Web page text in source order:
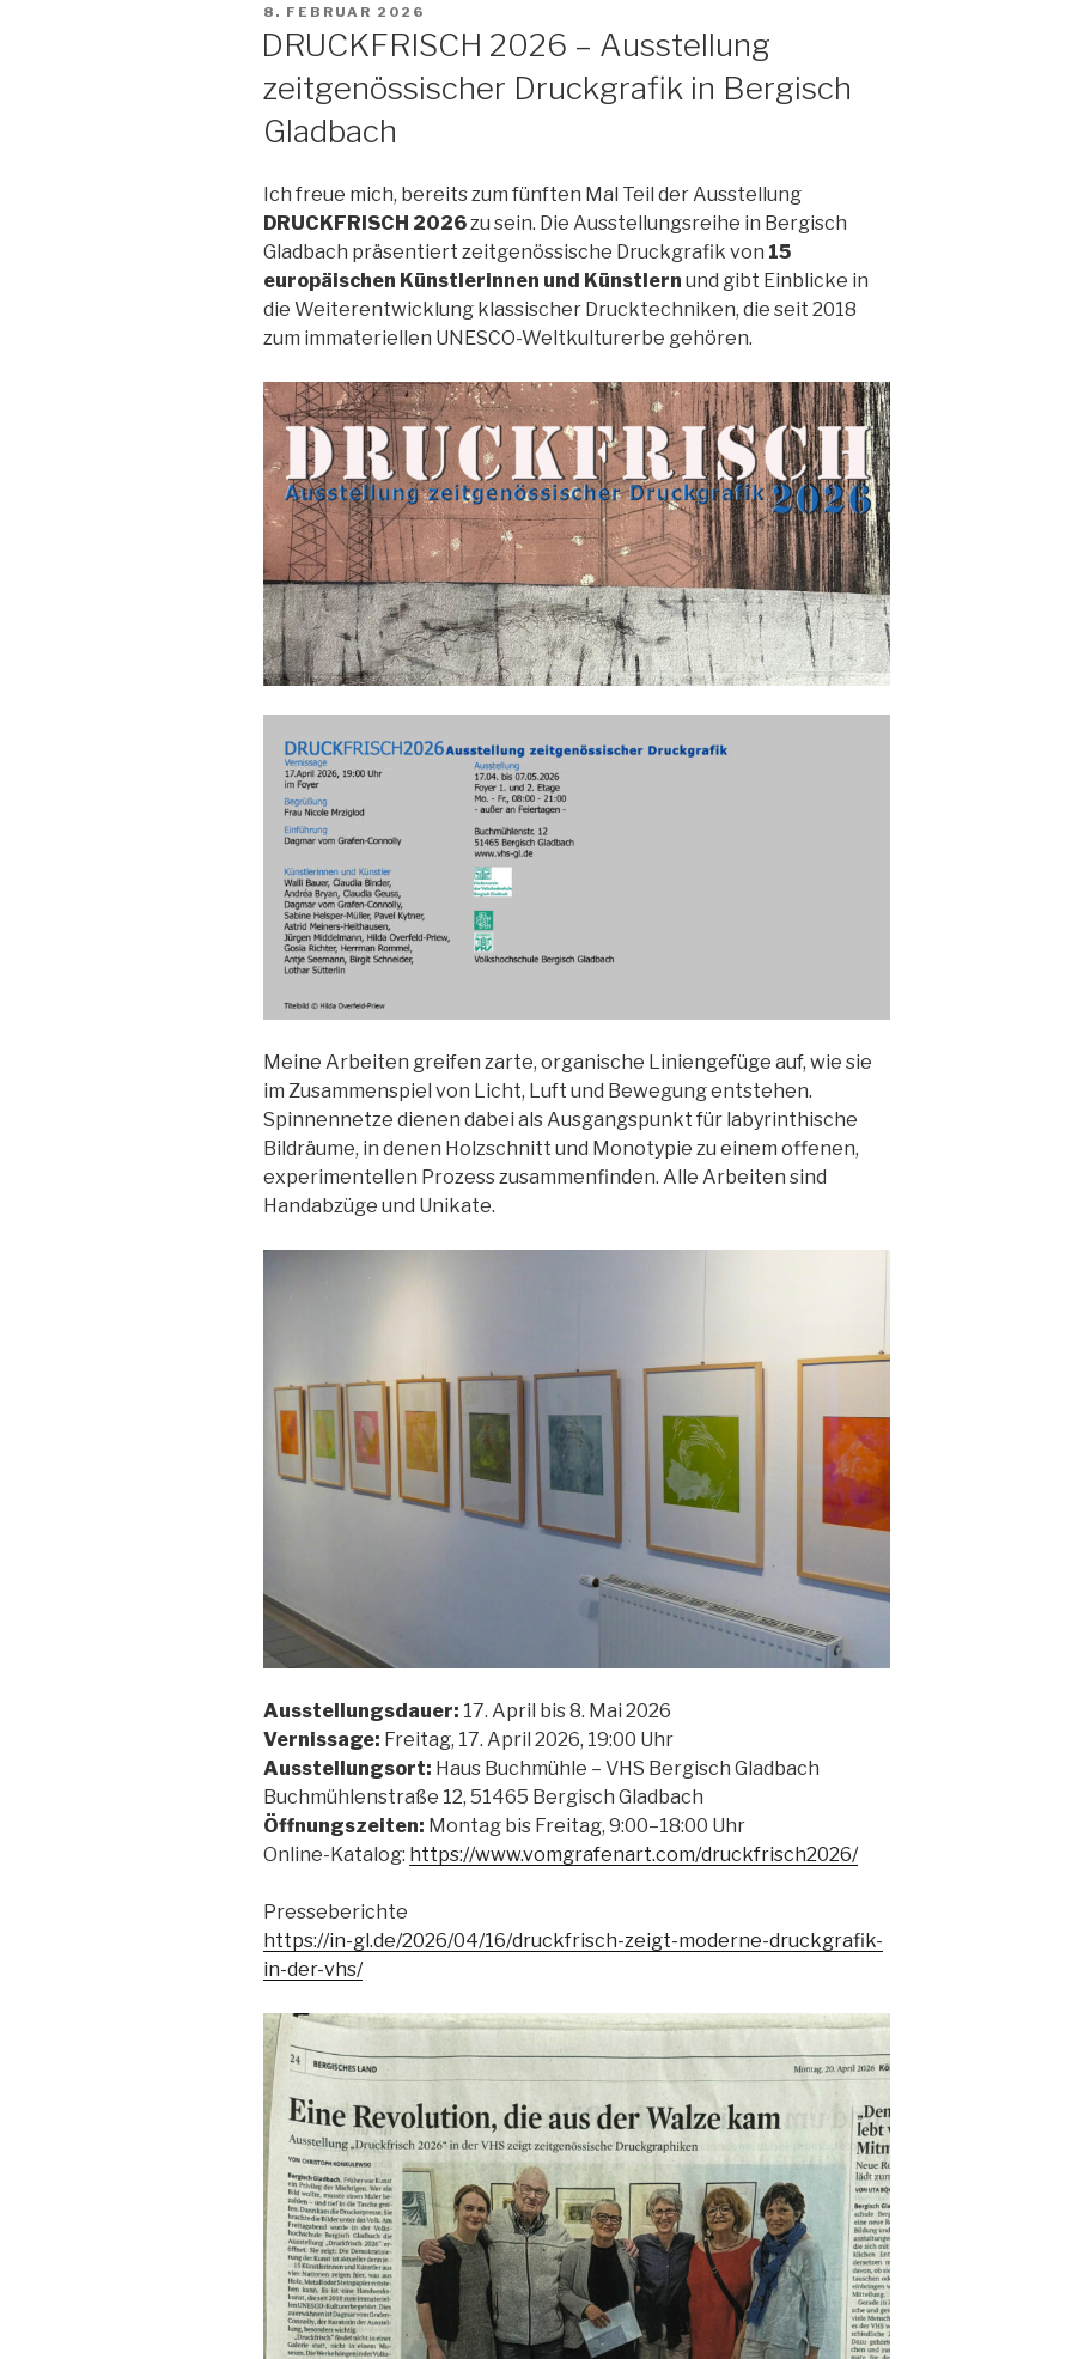
VERÖFFENTLICHT
8. FEBRUAR 2026
DRUCKFRISCH 2026 – Ausstellung
zeitgenössischer Druckgrafik in Bergisch
Gladbach
Ich freue mich, bereits zum fünften Mal Teil der Ausstellung
DRUCKFRISCH 2026zu sein. Die Ausstellungsreihe in Bergisch
Gladbach präsentiert zeitgenössische Druckgrafik von 15
europäischen Künstlerinnen und Künstlern und gibt Einblicke in
die Weiterentwicklung klassischer Drucktechniken, die seit 2018
zum immateriellen UNESCO-Weltkulturerbe gehören.
Meine Arbeiten greifen zarte, organische Liniengefüge auf, wie sie
im Zusammenspiel von Licht, Luft und Bewegung entstehen.
Spinnennetze dienen dabei als Ausgangspunkt für labyrinthische
Bildräume, in denen Holzschnitt und Monotypie zu einem offenen,
experimentellen Prozess zusammenfinden. Alle Arbeiten sind
Handabzüge und Unikate.
Ausstellungsdauer: 17. April bis 8. Mai 2026
Vernissage: Freitag, 17. April 2026, 19:00 Uhr
Ausstellungsort: Haus Buchmühle – VHS Bergisch Gladbach
Buchmühlenstraße 12, 51465 Bergisch Gladbach
Öffnungszeiten: Montag bis Freitag, 9:00–18:00 Uhr
Online-Katalog: https://www.vomgrafenart.com/druckfrisch2026/
Presseberichte
https://in-gl.de/2026/04/16/druckfrisch-zeigt-moderne-druckgrafik-
in-der-vhs/